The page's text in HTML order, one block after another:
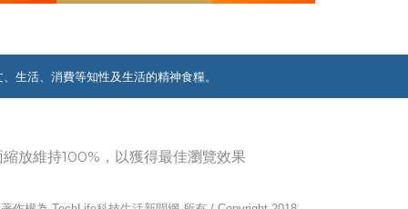
生活、消費等知性及生活的精神食糧。
放維持100%，以獲得最佳瀏覽效果